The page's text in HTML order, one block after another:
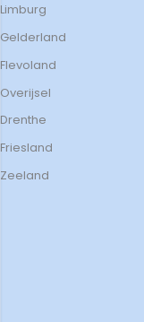
Limburg
Gelderland
Flevoland
Overijsel
Drenthe
Friesland
Zeeland